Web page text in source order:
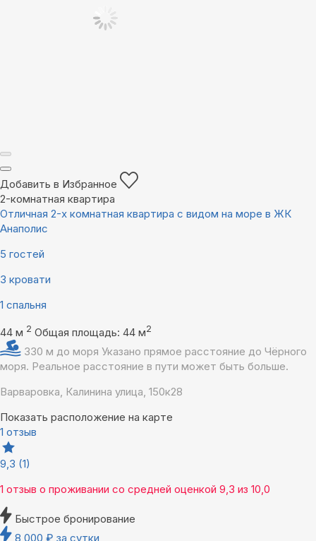
Добавить в Избранное
2-комнатная квартира
Отличная 2-х комнатная квартира с видом на море в ЖК
Анаполис
5 гостей
3 кровати
1 спальня
44 м 2 Общая площадь: 44 м2
330 м до моря Указано прямое расстояние до Чёрного
моря. Реальное расстояние в пути может быть больше.
Варваровка, Калинина улица, 150к28
Показать расположение на карте
1 отзыв
9,3 (1)
1 отзыв о проживании со средней оценкой 9,3 из 10,0
Быстрое бронирование
8 000 ₽ за сутки